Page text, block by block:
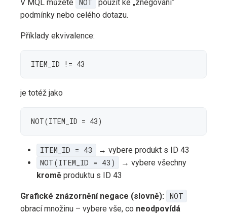
V MQL můžete NOT
použít ke „znegování“
podmínky nebo celého dotazu.
Příklady ekvivalence:
ITEM_ID != 43
je totéž jako
NOT(ITEM_ID = 43)
ITEM_ID = 43
→ vybere produkt s ID 43
NOT(ITEM_ID = 43)
→ vybere všechny
kromě produktu s ID 43
Grafické znázornění negace (slovně): NOT
obrací množinu – vybere vše, co neodpovídá